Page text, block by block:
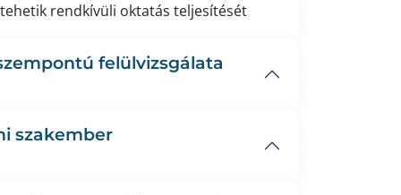
rendkívüli oktatás teljesítését
felülvizsgálata
szakember